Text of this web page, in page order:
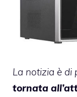
La notizia è di
tornata